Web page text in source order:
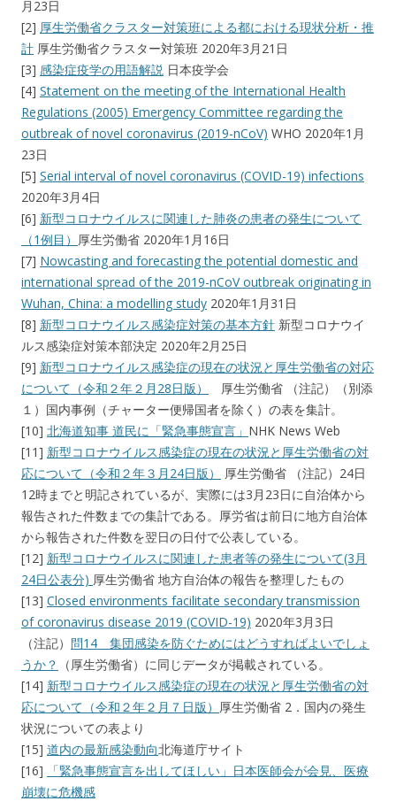
月23日
[2] 厚生労働省クラスター対策班による都における現状分析・推
計 厚生労働省クラスター対策班 2020年3月21日
[3] 感染症疫学の用語解説 日本疫学会
[4] Statement on the meeting of the International Health
Regulations (2005) Emergency Committee regarding the
outbreak of novel coronavirus (2019-nCoV) WHO 2020年1月
23日
[5] Serial interval of novel coronavirus (COVID-19) infections
2020年3月4日
[6] 新型コロナウイルスに関連した肺炎の患者の発生について
（1例目） 厚生労働省 2020年1月16日
[7] Nowcasting and forecasting the potential domestic and
international spread of the 2019-nCoV outbreak originating in
Wuhan, China: a modelling study 2020年1月31日
[8] 新型コロナウイルス感染症対策の基本方針 新型コロナウイ
ルス感染症対策本部決定 2020年2月25日
[9] 新型コロナウイルス感染症の現在の状況と厚生労働省の対応
について（令和２年２月28日版）
厚生労働省 （注記）（別添
１）国内事例（チャーター便帰国者を除く）の表を集計。
[10] 北海道知事 道民に「緊急事態宣言」 NHK News Web
[11] 新型コロナウイルス感染症の現在の状況と厚生労働省の対
応について（令和２年３月24日版）
厚生労働省 （注記）24日
12時までと明記されているが、実際には3月23日に自治体から
報告された件数までの集計である。厚労省は前日に地方自治体
から報告された件数を翌日の日付で公表している。
[12] 新型コロナウイルスに関連した患者等の発生について(3月
24日公表分) 厚生労働省 地方自治体の報告を整理したもの
[13] Closed environments facilitate secondary transmission
of coronavirus disease 2019 (COVID-19) 2020年3月3日
（注記） 問14 集団感染を防ぐためにはどうすればよいでしょ
うか？
（厚生労働省）に同じデータが掲載されている。
[14] 新型コロナウイルス感染症の現在の状況と厚生労働省の対
応について（令和２年２月７日版） 厚生労働省 2．国内の発生
状況についての表より
[15] 道内の最新感染動向北海道庁サイト
[16]
「緊急事態宣言を出してほしい」日本医師会が会見、医療
崩壊に危機感